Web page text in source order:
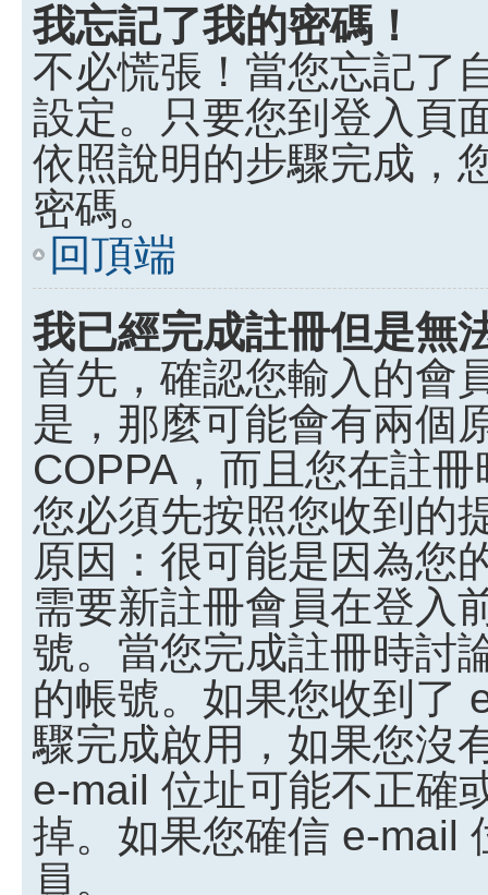
我忘記了我的密碼！
不必慌張！當您忘記了
設定。只要您到登入頁
依照說明的步驟完成，
密碼。
回頂端
我已經完成註冊但是無
首先，確認您輸入的會
是，那麼可能會有兩個
COPPA，而且您在註
您必須先按照您收到的
原因：很可能是因為您
需要新註冊會員在登入
號。當您完成註冊時討
的帳號。如果您收到了
驟完成啟用，如果您沒
e-mail 位址可能不正確
掉。如果您確信 e-mail
員。